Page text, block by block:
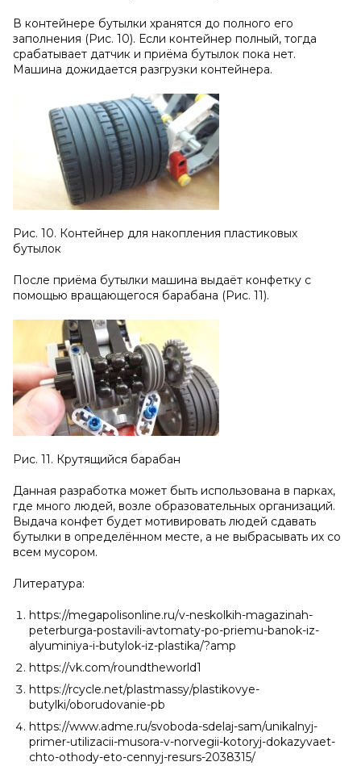
В контейнере бутылки хранятся до полного его
заполнения (Рис. 10). Если контейнер полный, тогда
срабатывает датчик и приёма бутылок пока нет.
Машина дожидается разгрузки контейнера.
Рис. 10. Контейнер для накопления пластиковых
бутылок
После приёма бутылки машина выдаёт конфетку с
помощью вращающегося барабана (Рис. 11).
Рис. 11. Крутящийся барабан
Данная разработка может быть использована в парках,
где много людей, возле образовательных организаций.
Выдача конфет будет мотивировать людей сдавать
бутылки в определённом месте, а не выбрасывать их со
всем мусором.
Литература:
https://megapolisonline.ru/v-neskolkih-magazinah-
peterburga-postavili-avtomaty-po-priemu-banok-iz-
alyuminiya-i-butylok-iz-plastika/?amp
https://vk.com/roundtheworld1
https://rcycle.net/plastmassy/plastikovye-
butylki/oborudovanie-pb
https://www.adme.ru/svoboda-sdelaj-sam/unikalnyj-
primer-utilizacii-musora-v-norvegii-kotoryj-dokazyvaet-
chto-othody-eto-cennyj-resurs-2038315/